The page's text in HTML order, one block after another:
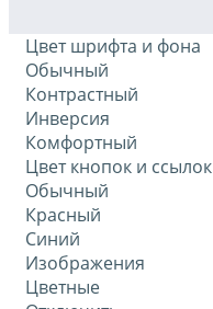
Цвет шрифта и фона
Обычный
Контрастный
Инверсия
Комфортный
Цвет кнопок и ссылок
Обычный
Красный
Синий
Изображения
Цветные